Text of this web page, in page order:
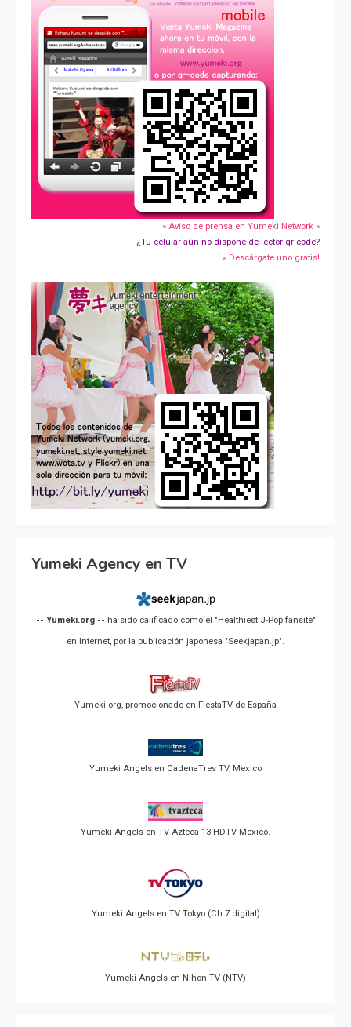
» Aviso de prensa en Yumeki Network »
¿Tu celular aún no dispone de lector qr-code?
» Descárgate uno gratis!
Yumeki Agency en TV
-- Yumeki.org -- ha sido calificado como el "Healthiest J-Pop fansite"
en Internet, por la publicación japonesa "Seekjapan.jp".
Yumeki.org, promocionado en FiestaTV de España
Yumeki Angels en CadenaTres TV, Mexico
Yumeki Angels en TV Azteca 13 HDTV Mexico.
Yumeki Angels en TV Tokyo (Ch 7 digital)
Yumeki Angels en Nihon TV (NTV)